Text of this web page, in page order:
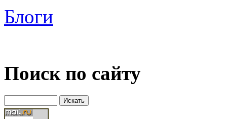
Блоги
Поиск по сайту